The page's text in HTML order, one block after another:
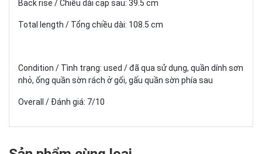
Back rise / Chiều dài cạp sau: 39.5 cm
Total length / Tổng chiều dài: 108.5 cm
Condition / Tình trạng: used / đã qua sử dụng, quần dính sơn
nhỏ, ống quần sờn rách ở gối, gấu quần sờn phía sau
Overall / Đánh giá: 7/10